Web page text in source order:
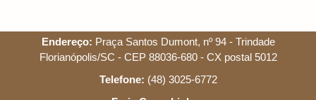
Endereço: Praça Santos Dumont, nº 94 - Trindade
Florianópolis/SC - CEP 88036-680 - CX postal 5012
Telefone: (48) 3025-6772